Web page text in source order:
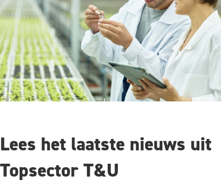
Lees het laatste nieuws uit
Topsector T&U